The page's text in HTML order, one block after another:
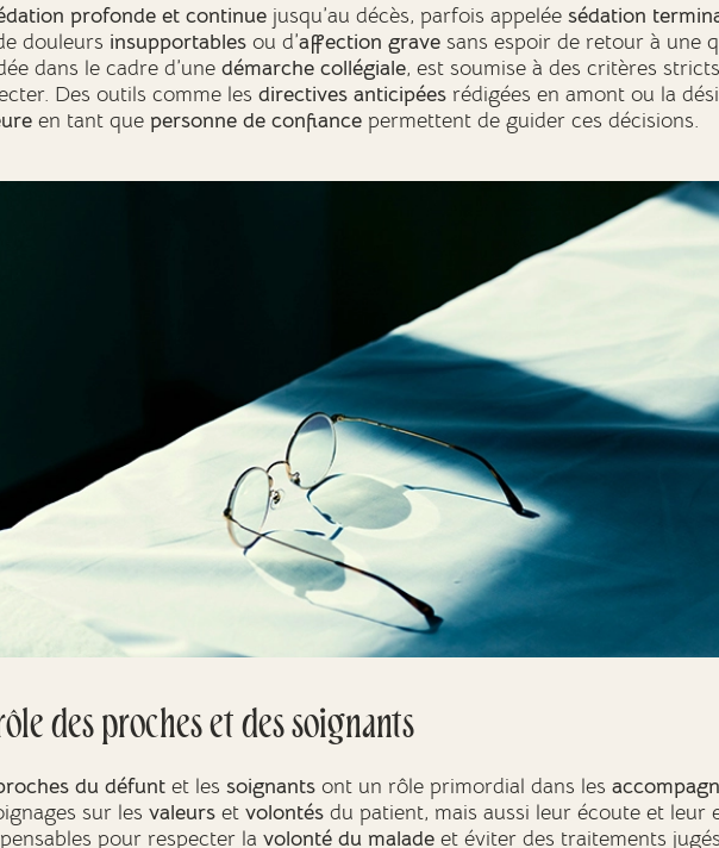
profonde et continue jusqu’au décès, parfois appelée sédation
douleurs insupportables ou d’affection grave sans espoir de retour à une
dans le cadre d’une démarche collégiale, est soumise à des critères
Des outils comme les directives anticipées rédigées en amont ou la
en tant que personne de confiance permettent de guider ces décisions.
des proches et des soignants
du défunt et les soignants ont un rôle primordial dans les
sur les valeurs et volontés du patient, mais aussi leur écoute et leur
pour respecter la volonté du malade et éviter des traitements